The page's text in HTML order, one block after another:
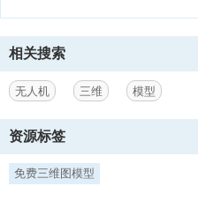
相关搜索
无人机 三维 模型
资源标签
免费三维图模型